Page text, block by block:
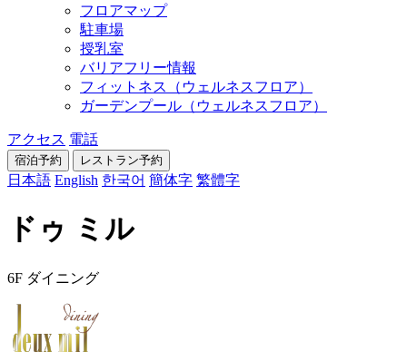
フロアマップ
駐車場
授乳室
バリアフリー情報
フィットネス（ウェルネスフロア）
ガーデンプール（ウェルネスフロア）
アクセス 電話
宿泊予約 レストラン予約
日本語 English 한국어 簡体字 繁體字
ドゥ ミル
6F ダイニング